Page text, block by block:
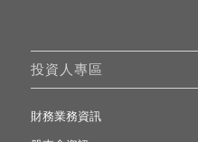
投資人專區
財務業務資訊